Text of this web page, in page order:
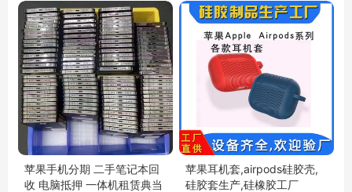
苹果手机分期 二手笔记本回
收 电脑抵押 一体机租赁典当
苹果耳机套,airpods硅胶壳,
硅胶套生产,硅橡胶工厂